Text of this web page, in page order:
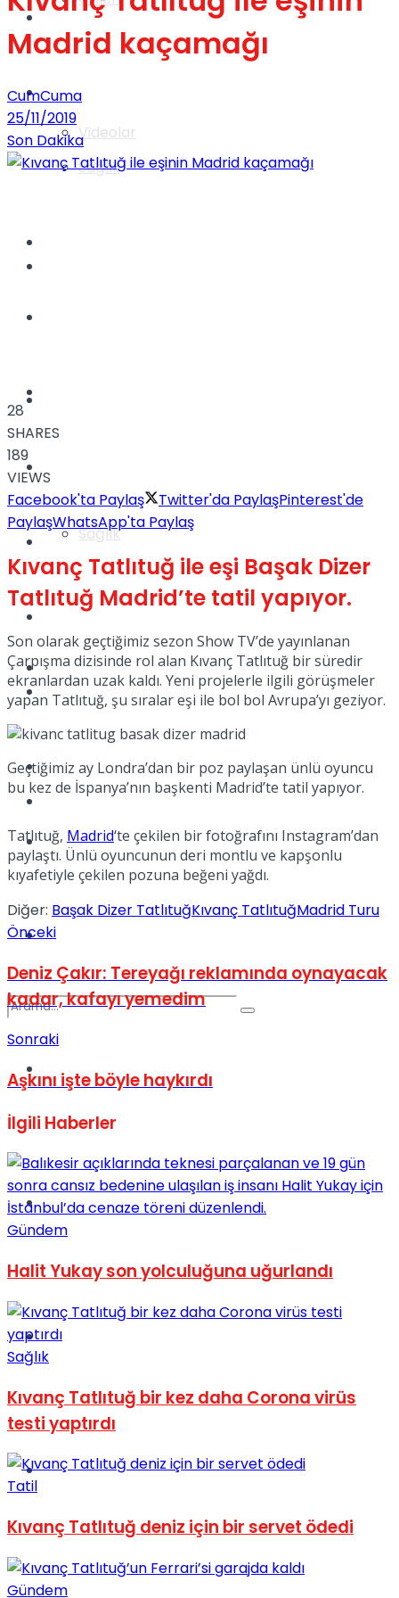
Videolar
Sağlık
TV
Kadınca
Dünya
Türkiye
Müzik
Sinema
Tatil
Gündem
Yaşam
Sağlık
Müzik
Sinema
Tatil
Spor
Podcast
No Result
View All Result
Madrid kaçamağı
CumCuma
25/11/2019
Son Dakika
28
SHARES
189
VIEWS
Facebook'ta Paylaş
Twitter'da PaylaşPinterest'de
PaylaşWhatsApp'ta Paylaş
Kıvanç Tatlıtuğ ile eşi Başak Dizer
Tatlıtuğ Madrid’te tatil yapıyor.
Son olarak geçtiğimiz sezon Show TV’de yayınlanan
Çarpışma dizisinde rol alan Kıvanç Tatlıtuğ bir süredir
ekranlardan uzak kaldı. Yeni projelerle ilgili görüşmeler
yapan Tatlıtuğ, şu sıralar eşi ile bol bol Avrupa’yı geziyor.
Geçtiğimiz ay Londra’dan bir poz paylaşan ünlü oyuncu
bu kez de İspanya’nın başkenti Madrid’te tatil yapıyor.
Tatlıtuğ, Madrid‘te çekilen bir fotoğrafını Instagram’dan
paylaştı. Ünlü oyuncunun deri montlu ve kapşonlu
kıyafetiyle çekilen pozuna beğeni yağdı.
Diğer: Başak Dizer TatlıtuğKıvanç TatlıtuğMadrid Turu
Önceki
Deniz Çakır: Tereyağı reklamında oynayacak
kadar, kafayı yemedim
Sonraki
Aşkını işte böyle haykırdı
İlgili Haberler
Gündem
Halit Yukay son yolculuğuna uğurlandı
Sağlık
Kıvanç Tatlıtuğ bir kez daha Corona virüs
testi yaptırdı
Tatil
Kıvanç Tatlıtuğ deniz için bir servet ödedi
Gündem